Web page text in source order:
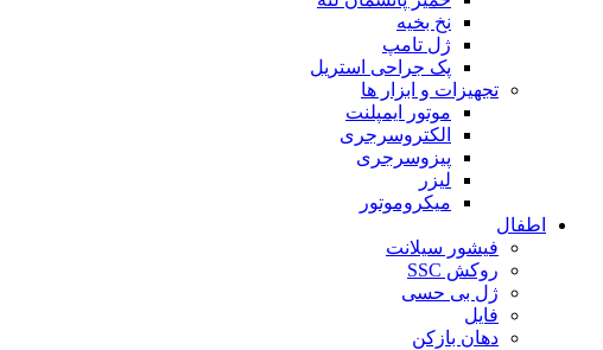
نخ بخیه
ژل تامپ
پک جراحی استریل
تجهیزات و ابزار ها
موتور ایمپلنت
الکتروسرجری
پیزوسرجری
لیزر
میکروموتور
اطفال
فیشور سیلانت
روکش SSC
ژل بی حسی
فایل
دهان بازکن